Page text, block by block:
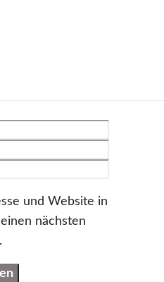
und Website in
nächsten